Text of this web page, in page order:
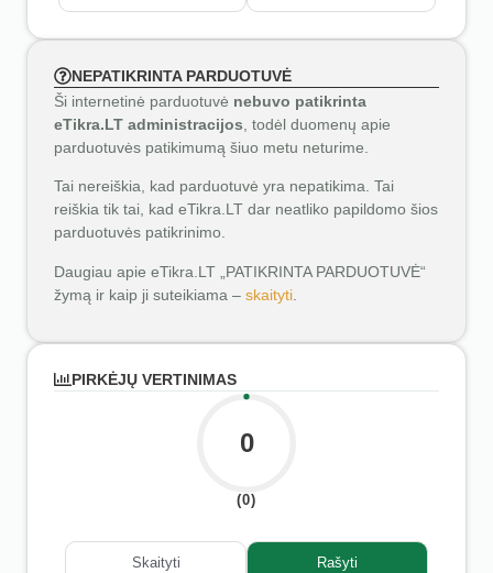
NEPATIKRINTA PARDUOTUVĖ
Ši internetinė parduotuvė nebuvo patikrinta
eTikra.LT administracijos , todėl duomenų apie
parduotuvės patikimumą šiuo metu neturime.
Tai nereiškia, kad parduotuvė yra nepatikima. Tai
reiškia tik tai, kad eTikra.LT dar neatliko papildomo šios
parduotuvės patikrinimo.
Daugiau apie eTikra.LT „PATIKRINTA PARDUOTUVĖ“
žymą ir kaip ji suteikiama – skaityti
PIRKĖJŲ VERTINIMAS
0
(0)
Skaityti Rašyti